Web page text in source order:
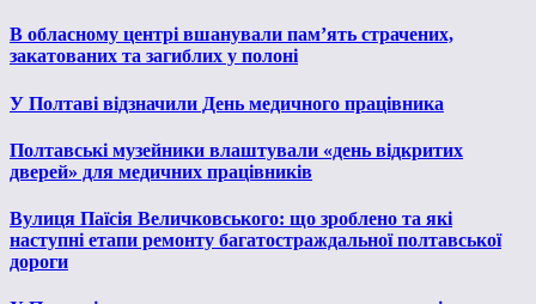
В обласному центрі вшанували пам’ять страчених,
закатованих та загиблих у полоні
У Полтаві відзначили День медичного працівника
Полтавські музейники влаштували «день відкритих
дверей» для медичних працівників
Вулиця Паїсія Величковського: що зроблено та які
наступні етапи ремонту багатостраждальної полтавської
дороги